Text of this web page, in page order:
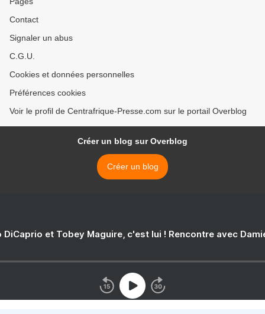
Contact
Signaler un abus
C.G.U.
Cookies et données personnelles
Préférences cookies
Voir le profil de Centrafrique-Presse.com sur le portail Overblog
Créer un blog sur Overblog
Créer un blog
DiCaprio et Tobey Maguire, c'est lui ! Rencontre avec